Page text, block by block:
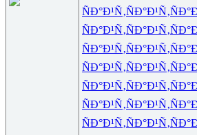
ÑÐ°Ð¹Ñ‚ÑÐ°Ð¹Ñ‚
ÑÐ°Ð¹Ñ‚ÑÐ°Ð¹Ñ‚
ÑÐ°Ð¹Ñ‚ÑÐ°Ð¹Ñ‚
ÑÐ°Ð¹Ñ‚ÑÐ°Ð¹Ñ‚
ÑÐ°Ð¹Ñ‚ÑÐ°Ð¹Ñ‚
ÑÐ°Ð¹Ñ‚ÑÐ°Ð¹Ñ‚
ÑÐ°Ð¹Ñ‚ÑÐ°Ð¹Ñ‚